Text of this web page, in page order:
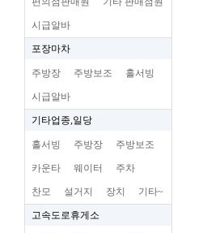
시급알바
포장마차
주방장 주방보조 홀서빙
시급알바
기타업종,일당
홀서빙 주방장 주방보조
카운타 웨이터 주차
찬모 설거지 장치 기타~
고속도로휴게소